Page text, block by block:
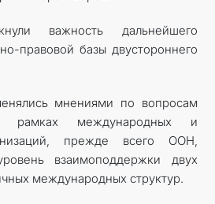
важность дальнейшего
правовой базы двустороннего
мнениями по вопросам
рамках международных и
прежде всего ООН,
взаимоподдержки двух
международных структур.